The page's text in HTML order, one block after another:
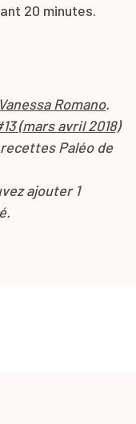
20 minutes.
Vanessa Romano.
(mars avril 2018)
Paléo de
ajouter 1